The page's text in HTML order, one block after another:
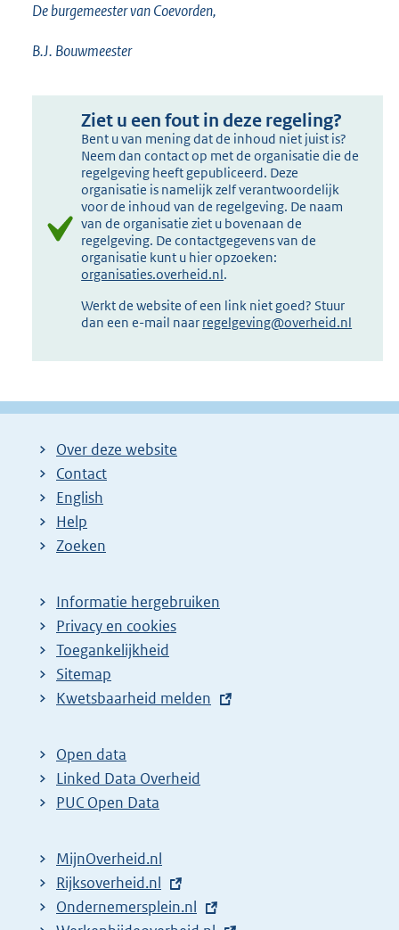
De burgemeester van Coevorden,
B.J. Bouwmeester
Ziet u een fout in deze regeling?
Bent u van mening dat de inhoud niet juist is?
Neem dan contact op met de organisatie die de
regelgeving heeft gepubliceerd. Deze
organisatie is namelijk zelf verantwoordelijk
voor de inhoud van de regelgeving. De naam
van de organisatie ziet u bovenaan de
regelgeving. De contactgegevens van de
organisatie kunt u hier opzoeken:
organisaties.overheid.nl.
Werkt de website of een link niet goed? Stuur
dan een e-mail naar regelgeving@overheid.nl
Over deze website
Contact
English
Help
Zoeken
Informatie hergebruiken
Privacy en cookies
Toegankelijkheid
Sitemap
E
t
e
r
l
i
n
Kwetsbaarheid melden
Open data
Linked Data Overheid
PUC Open Data
MijnOverheid.nl
E
x
Rijksoverheid.nl
E
Ondernemersplein.nl